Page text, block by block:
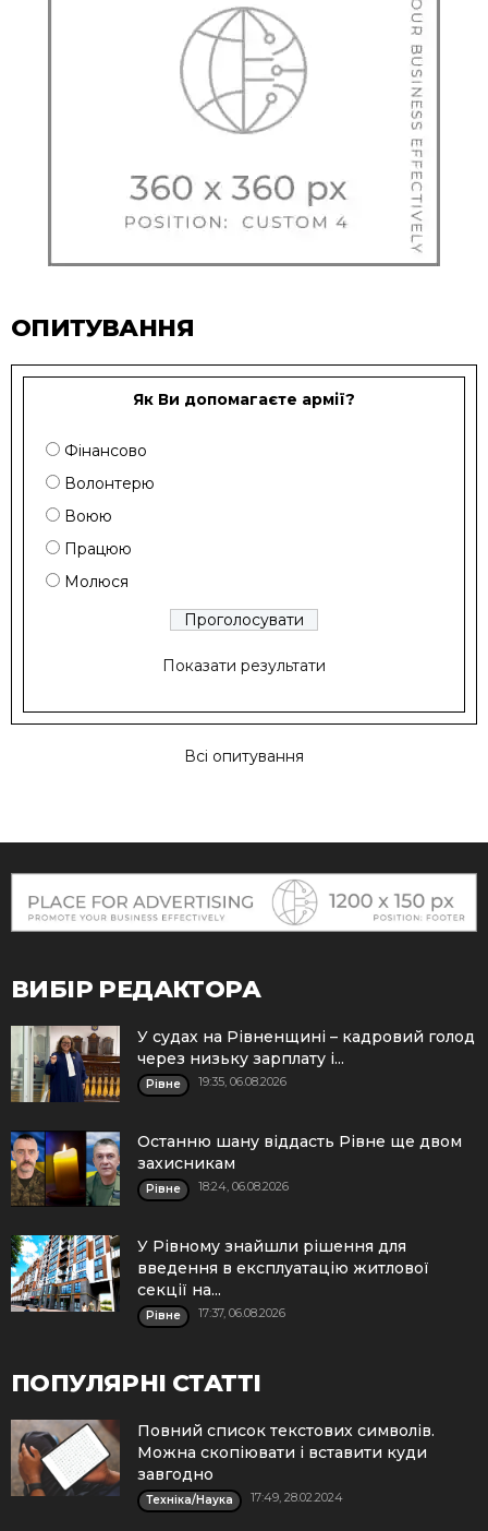
ОПИТУВАННЯ
Як Ви допомагаєте армії?
Фінансово
Волонтерю
Воюю
Працюю
Молюся
Показати результати
Всі опитування
ВИБІР РЕДАКТОРА
У судах на Рівненщині – кадровий голод
через низьку зарплату і...
Рівне 19:35, 06.08.2026
Останню шану віддасть Рівне ще двом
захисникам
Рівне 18:24, 06.08.2026
У Рівному знайшли рішення для
введення в експлуатацію житлової
секції на...
Рівне 17:37, 06.08.2026
ПОПУЛЯРНІ СТАТТІ
Повний список текстових символів.
Можна скопіювати і вставити куди
завгодно
Техніка/Наука 17:49, 28.02.2024